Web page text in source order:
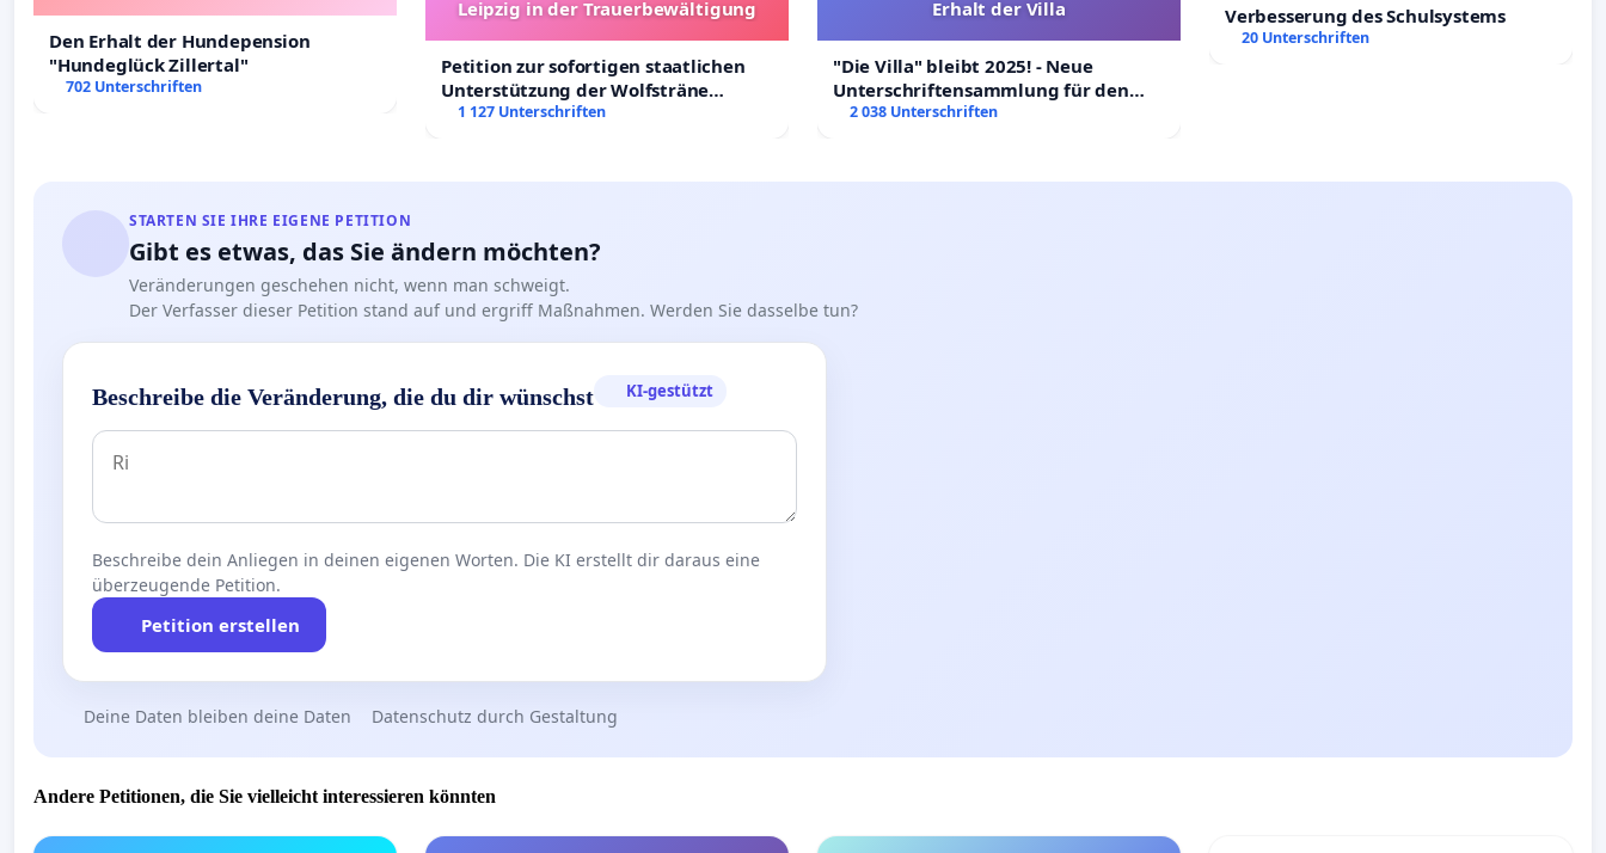
Den Erhalt der Hundepension
"Hundeglück Zillertal"
702 Unterschriften
Leipzig in der Trauerbewältigung
Petition zur sofortigen staatlichen
Unterstützung der Wolfsträne
Leipzig in der Trauerbewältigung
1 127 Unterschriften
Erhalt der Villa
"Die Villa" bleibt 2025! - Neue
Unterschriftensammlung für den
Erhalt der Villa
2 038 Unterschriften
Verbesserung des Schulsystems
20 Unterschriften
STARTEN SIE IHRE EIGENE PETITION
Gibt es etwas, das Sie ändern möchten?
Veränderungen geschehen nicht, wenn man schweigt.
Der Verfasser dieser Petition stand auf und ergriff Maßnahmen. Werden Sie dasselbe tun?
Beschreibe die Veränderung, die du dir wünschst KI-gestützt
Beschreibe dein Anliegen in deinen eigenen Worten. Die KI erstellt dir daraus eine
überzeugende Petition.
Petition erstellen
Deine Daten bleiben deine Daten Datenschutz durch Gestaltung
Andere Petitionen, die Sie vielleicht interessieren könnten